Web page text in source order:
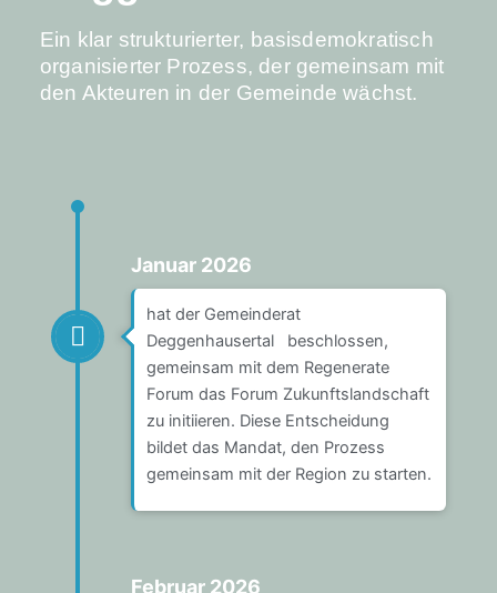
Ein klar strukturierter, basisdemokratisch
organisierter Prozess, der gemeinsam mit
den Akteuren in der Gemeinde wächst.
Januar 2026
hat der Gemeinderat
Deggenhausertal beschlossen,
gemeinsam mit dem Regenerate
Forum das Forum Zukunftslandschaft
zu initiieren. Diese Entscheidung
bildet das Mandat, den Prozess
gemeinsam mit der Region zu starten.
Februar 2026